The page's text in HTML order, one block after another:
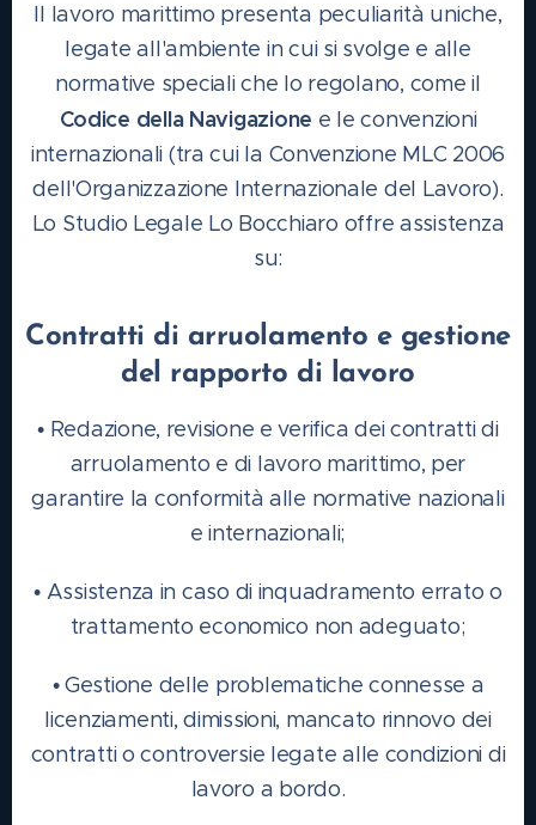
Il lavoro marittimo presenta peculiarità uniche,
legate all'ambiente in cui si svolge e alle
normative speciali che lo regolano, come il
Codice della Navigazione e le convenzioni
internazionali (tra cui la Convenzione MLC 2006
dell'Organizzazione Internazionale del Lavoro).
Lo Studio Legale Lo Bocchiaro offre assistenza
su:
Contratti di arruolamento e gestione
del rapporto di lavoro
• Redazione, revisione e verifica dei contratti di
arruolamento e di lavoro marittimo, per
garantire la conformità alle normative nazionali
e internazionali;
• Assistenza in caso di inquadramento errato o
trattamento economico non adeguato;
• Gestione delle problematiche connesse a
licenziamenti, dimissioni, mancato rinnovo dei
contratti o controversie legate alle condizioni di
lavoro a bordo.